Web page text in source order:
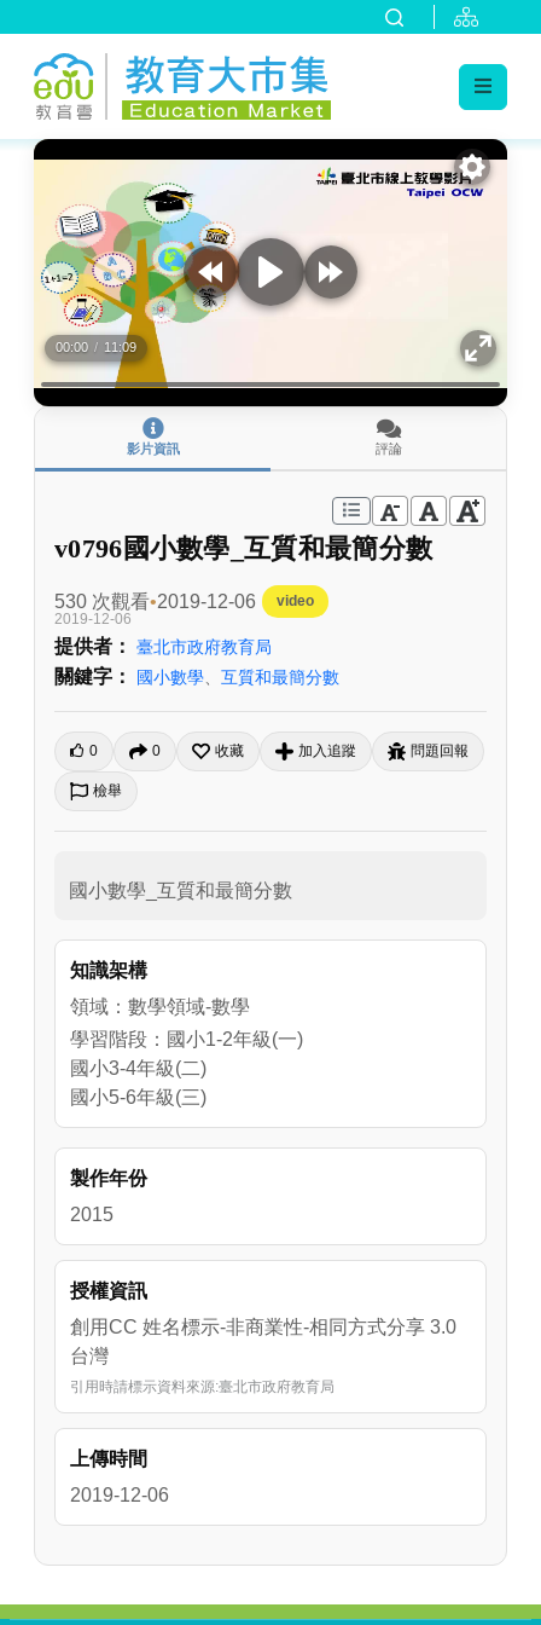
:::
00:00 / 11:09
影片資訊 評論
v0796國小數學_互質和最簡分數
530 次觀看 2019-12-06
video
2019-12-06
提供者： 臺北市政府教育局
關鍵字： 國小數學 互質和最簡分數
0 0 收藏 加入追蹤 問題回報
檢舉
國小數學_互質和最簡分數
知識架構
領域：數學領域-數學
學習階段：國小1-2年級(一)
國小3-4年級(二)
國小5-6年級(三)
製作年份
2015
授權資訊
創用CC 姓名標示-非商業性-相同方式分享 3.0
台灣
引用時請標示資料來源:臺北市政府教育局
上傳時間
2019-12-06